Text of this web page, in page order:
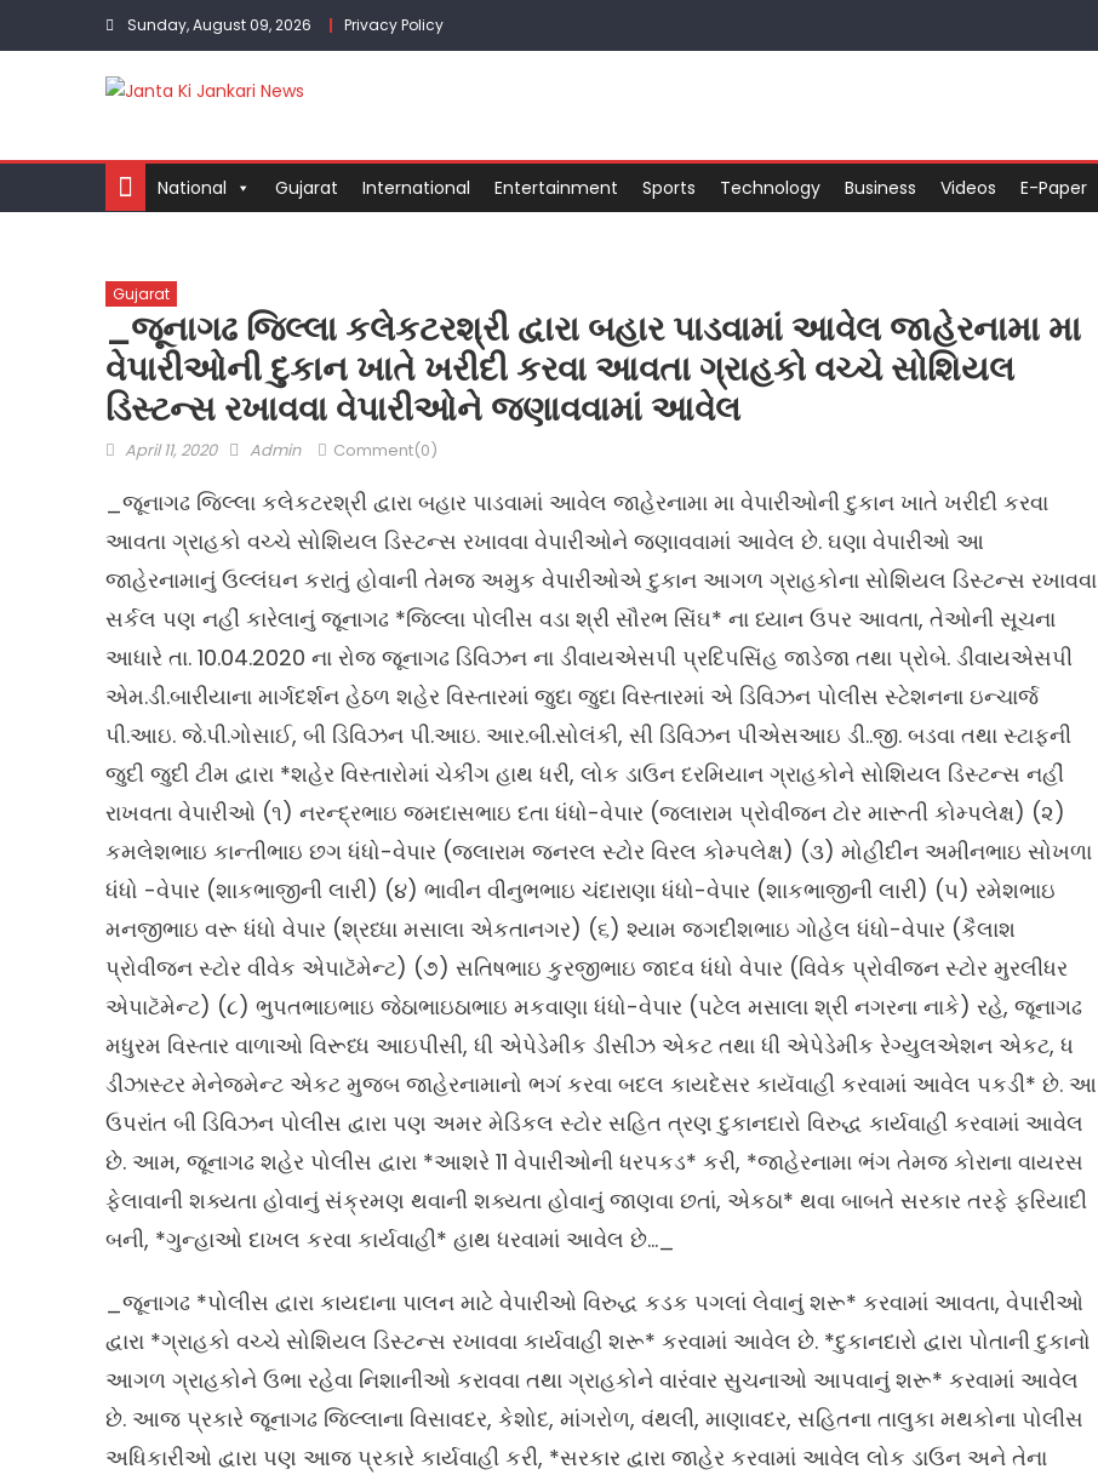
Sunday, August 09, 2026 Privacy Policy
National Gujarat International Entertainment Sports Technology Business Videos E-Paper
Gujarat
_જૂનાગઢ જિલ્લા કલેકટરશ્રી દ્વારા બહાર પાડવામાં આવેલ જાહેરનામા મા
વેપારીઓની દુકાન ખાતે ખરીદી કરવા આવતા ગ્રાહકો વચ્ચે સોશિયલ
ડિસ્ટન્સ રખાવવા વેપારીઓને જણાવવામાં આવેલ
Posted
April 11, 2020 Author
Admin Comment(0)
_જૂનાગઢ જિલ્લા કલેકટરશ્રી દ્વારા બહાર પાડવામાં આવેલ જાહેરનામા મા વેપારીઓની દુકાન ખાતે ખરીદી કરવા
આવતા ગ્રાહકો વચ્ચે સોશિયલ ડિસ્ટન્સ રખાવવા વેપારીઓને જણાવવામાં આવેલ છે. ઘણા વેપારીઓ આ
જાહેરનામાનું ઉલ્લંઘન કરાતું હોવાની તેમજ અમુક વેપારીઓએ દુકાન આગળ ગ્રાહકોના સોશિયલ ડિસ્ટન્સ રખાવવા
સર્કલ પણ નહીં કારેલાનું જૂનાગઢ *જિલ્લા પોલીસ વડા શ્રી સૌરભ સિંઘ* ના ધ્યાન ઉપર આવતા, તેઓની સૂચના
આધારે તા. 10.04.2020 ના રોજ જૂનાગઢ ડિવિઝન ના ડીવાયએસપી પ્રદિપસિંહ જાડેજા તથા પ્રોબે. ડીવાયએસપી
એમ.ડી.બારીયાના માર્ગદર્શન હેઠળ શહેર વિસ્તારમાં જુદા જુદા વિસ્તારમાં એ ડિવિઝન પોલીસ સ્ટેશનના ઇન્ચાર્જ
પી.આઇ. જે.પી.ગોસાઈ, બી ડિવિઝન પી.આઇ. આર.બી.સોલંકી, સી ડિવિઝન પીએસઆઇ ડી..જી. બડવા તથા સ્ટાફની
જુદી જુદી ટીમ દ્વારા *શહેર વિસ્તારોમાં ચેકીંગ હાથ ધરી, લોક ડાઉન દરમિયાન ગ્રાહકોને સોશિયલ ડિસ્ટન્સ નહીં
રાખવતા વેપારીઓ (૧) નરન્દ્રભાઇ જમદાસભાઇ દતા ધંધો-વેપાર (જલારામ પ્રોવીજન ટોર મારૂતી કોમ્પલેક્ષ) (૨)
કમલેશભાઇ કાન્તીભાઇ છગ ધંધો-વેપાર (જલારામ જનરલ સ્ટોર વિરલ કોમ્પલેક્ષ) (૩) મોહીદીન અમીનભાઇ સોખળા
ધંધો -વેપાર (શાકભાજીની લારી) (૪) ભાવીન વીનુભભાઇ ચંદારાણા ધંધો-વેપાર (શાકભાજીની લારી) (૫) રમેશભાઇ
મનજીભાઇ વરૂ ધંધો વેપાર (શ્રધ્ધા મસાલા એકતાનગર) (૬) શ્યામ જગદીશભાઇ ગોહેલ ધંધો-વેપાર (કૈલાશ
પ્રોવીજન સ્ટોર વીવેક એપાટૅમેન્ટ) (૭) સતિષભાઇ કુરજીભાઇ જાદવ ધંધો વેપાર (વિવેક પ્રોવીજન સ્ટોર મુરલીધર
એપાટૅમેન્ટ) (૮) ભુપતભાઇભાઇ જેઠાભાઇઠાભાઇ મકવાણા ધંધો-વેપાર (પટેલ મસાલા શ્રી નગરના નાકે) રહે, જૂનાગઢ
મધુરમ વિસ્તાર વાળાઓ વિરૂધ્ધ આઇપીસી, ધી એપેડેમીક ડીસીઝ એકટ તથા ધી એપેડેમીક રેગ્યુલએશન એકટ, ધ
ડીઝાસ્ટર મેનેજમેન્ટ એકટ મુજબ જાહેરનામાનો ભગં કરવા બદલ કાયદેસર કાયૅવાહી કરવામાં આવેલ પકડી* છે. આ
ઉપરાંત બી ડિવિઝન પોલીસ દ્વારા પણ અમર મેડિકલ સ્ટોર સહિત ત્રણ દુકાનદારો વિરુદ્ધ કાર્યવાહી કરવામાં આવેલ
છે. આમ, જૂનાગઢ શહેર પોલીસ દ્વારા *આશરે 11 વેપારીઓની ધરપકડ* કરી, *જાહેરનામા ભંગ તેમજ કોરાના વાયરસ
ફેલાવાની શક્યતા હોવાનું સંક્રમણ થવાની શક્યતા હોવાનું જાણવા છતાં, એકઠા* થવા બાબતે સરકાર તરફે ફરિયાદી
બની, *ગુન્હાઓ દાખલ કરવા કાર્યવાહી* હાથ ધરવામાં આવેલ છે…_
_જૂનાગઢ *પોલીસ દ્વારા કાયદાના પાલન માટે વેપારીઓ વિરુદ્ધ કડક પગલાં લેવાનું શરૂ* કરવામાં આવતા, વેપારીઓ
દ્વારા *ગ્રાહકો વચ્ચે સોશિયલ ડિસ્ટન્સ રખાવવા કાર્યવાહી શરૂ* કરવામાં આવેલ છે. *દુકાનદારો દ્વારા પોતાની દુકાનો
આગળ ગ્રાહકોને ઉભા રહેવા નિશાનીઓ કરાવવા તથા ગ્રાહકોને વારંવાર સુચનાઓ આપવાનું શરૂ* કરવામાં આવેલ
છે. આજ પ્રકારે જૂનાગઢ જિલ્લાના વિસાવદર, કેશોદ, માંગરોળ, વંથલી, માણાવદર, સહિતના તાલુકા મથકોના પોલીસ
અધિકારીઓ દ્વારા પણ આજ પ્રકારે કાર્યવાહી કરી, *સરકાર દ્વારા જાહેર કરવામાં આવેલ લોક ડાઉન અને તેના